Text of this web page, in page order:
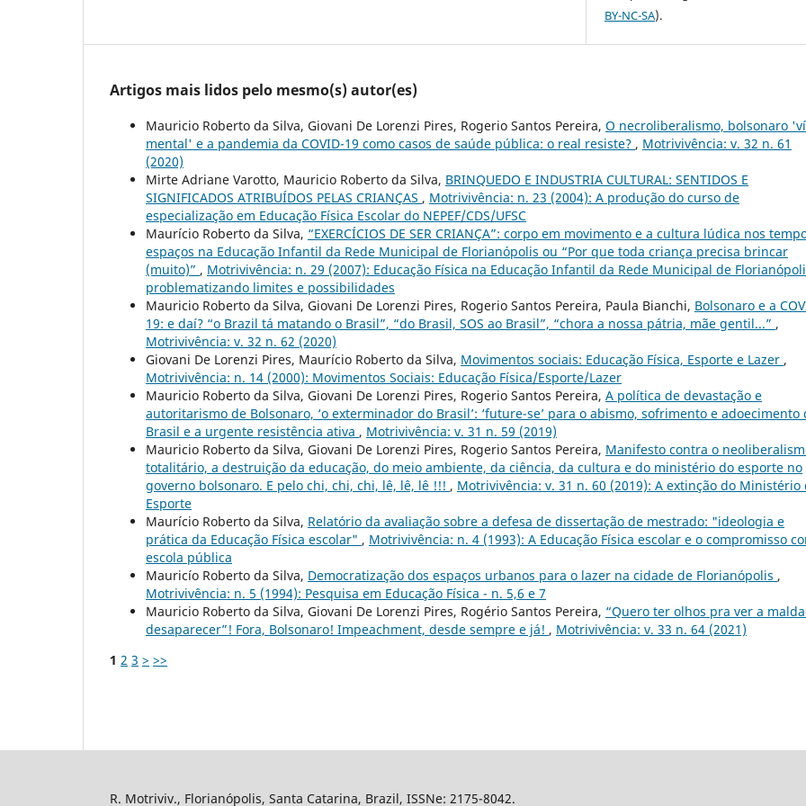
BY-NC-SA).
Artigos mais lidos pelo mesmo(s) autor(es)
Mauricio Roberto da Silva, Giovani De Lorenzi Pires, Rogerio Santos Pereira, O necroliberalismo, bolsonaro
mental' e a pandemia da COVID-19 como casos de saúde pública: o real resiste? , Motrivivência: v. 32 n. 61
(2020)
Mirte Adriane Varotto, Mauricio Roberto da Silva, BRINQUEDO E INDUSTRIA CULTURAL: SENTIDOS E
SIGNIFICADOS ATRIBUÍDOS PELAS CRIANÇAS , Motrivivência: n. 23 (2004): A produção do curso de
especialização em Educação Física Escolar do NEPEF/CDS/UFSC
Maurício Roberto da Silva, “EXERCÍCIOS DE SER CRIANÇA”: corpo em movimento e a cultura lúdica nos
espaços na Educação Infantil da Rede Municipal de Florianópolis ou “Por que toda criança precisa brincar
(muito)” , Motrivivência: n. 29 (2007): Educação Física na Educação Infantil da Rede Municipal de
problematizando limites e possibilidades
Mauricio Roberto da Silva, Giovani De Lorenzi Pires, Rogerio Santos Pereira, Paula Bianchi, Bolsonaro e a
19: e daí? “o Brazil tá matando o Brasil”, “do Brasil, SOS ao Brasil”, “chora a nossa pátria, mãe gentil...” ,
Motrivivência: v. 32 n. 62 (2020)
Giovani De Lorenzi Pires, Maurício Roberto da Silva, Movimentos sociais: Educação Física, Esporte e Lazer ,
Motrivivência: n. 14 (2000): Movimentos Sociais: Educação Física/Esporte/Lazer
Mauricio Roberto da Silva, Giovani De Lorenzi Pires, Rogerio Santos Pereira, A política de devastação e
autoritarismo de Bolsonaro, ‘o exterminador do Brasil’: ‘future-se’ para o abismo, sofrimento e adoecimento
Brasil e a urgente resistência ativa , Motrivivência: v. 31 n. 59 (2019)
Mauricio Roberto da Silva, Giovani De Lorenzi Pires, Rogerio Santos Pereira, Manifesto contra o
totalitário, a destruição da educação, do meio ambiente, da ciência, da cultura e do ministério do esporte no
governo bolsonaro. E pelo chi, chi, chi, lê, lê, lê !!! , Motrivivência: v. 31 n. 60 (2019): A extinção do Ministério
Esporte
Maurício Roberto da Silva, Relatório da avaliação sobre a defesa de dissertação de mestrado: "ideologia e
prática da Educação Física escolar" , Motrivivência: n. 4 (1993): A Educação Física escolar e o compromisso
escola pública
Mauricío Roberto da Silva, Democratização dos espaços urbanos para o lazer na cidade de Florianópolis ,
Motrivivência: n. 5 (1994): Pesquisa em Educação Física - n. 5,6 e 7
Mauricio Roberto da Silva, Giovani De Lorenzi Pires, Rogério Santos Pereira, “Quero ter olhos pra ver a
desaparecer”! Fora, Bolsonaro! Impeachment, desde sempre e já! , Motrivivência: v. 33 n. 64 (2021)
1 2 3 > >>
R. Motriviv., Florianópolis, Santa Catarina, Brazil, ISSNe: 2175-8042.